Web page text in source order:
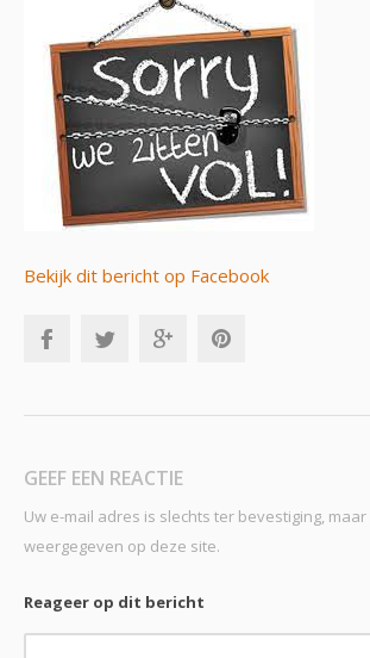
Bekijk dit bericht op Facebook
GEEF EEN REACTIE
Uw e-mail adres is slechts ter bevestiging, maar
weergegeven op deze site.
Reageer op dit bericht